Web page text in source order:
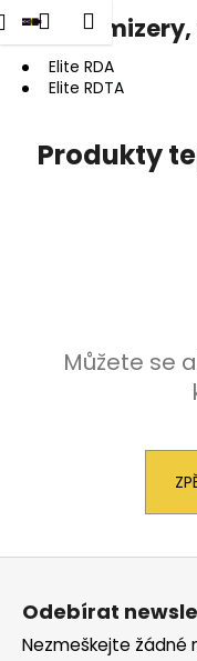
Přejít
na
obsah
Přihlášení
Nákupní
košík
Menu
Clearomizery,
Elite RDA
Elite RDTA
Produkty
Můžete se
K
o Zpět
Zpět
o
j
t
?
Odebírat
Nezmeškejte žádné